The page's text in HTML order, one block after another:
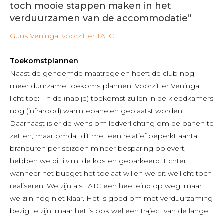
toch mooie stappen maken in het
verduurzamen van de accommodatie”
Guus Veninga, voorzitter TATC
Toekomstplannen
Naast de genoemde maatregelen heeft de club nog
meer duurzame toekomstplannen. Voorzitter Veninga
licht toe: "In de (nabije) toekomst zullen in de kleedkamers
nog (infrarood) warmtepanelen geplaatst worden.
Daarnaast is er de wens om ledverlichting om de banen te
zetten, maar omdat dit met een relatief beperkt aantal
branduren per seizoen minder besparing oplevert,
hebben we dit i.v.m. de kosten geparkeerd. Echter,
wanneer het budget het toelaat willen we dit wellicht toch
realiseren. We zijn als TATC een heel eind op weg, maar
we zijn nog niet klaar. Het is goed om met verduurzaming
bezig te zijn, maar het is ook wel een traject van de lange